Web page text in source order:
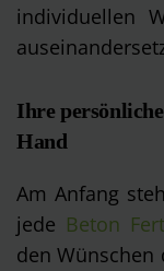
individuellen
Ihre
Hand
Am Anfang
jede Beton
den Wünschen